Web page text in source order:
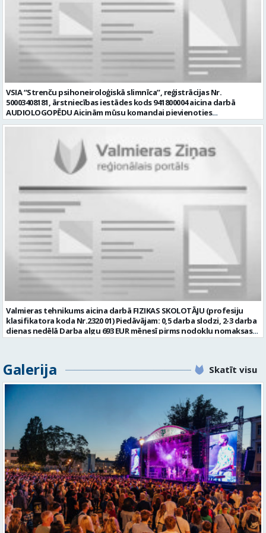
kvalitatīvi un noteiktajā laikā; • spēja strādāt patstāvīgi un
komandā; • valsts valodas prasme normatīvajos aktos noteiktajā
apjomā. Piedāvājam: • mēnešalgu 970,00 EUR bruto un slimnīcā
noteikto piemaksu par darbu, kas saistīts ar īpašu risku; • darbam
nepieciešamās apmācības; • atsaucīgus un profesionālus kolēģus; •
sakārtotu darba vidi un labus darba apstākļus; • motivējošu labumu
grozu atbilstoši darba koplīgumam un slimnīcā noteiktajai kārtībai;
• veselības apdrošināšanas polisi pēc sešiem nostrādātiem
mēnešiem. Pretendenti aicināti pieteikties līdz 2026. gada 18.
augustam, nosūtot dzīvesgājuma aprakstu (CV) uz e-pasta adresi
vakances@strencupns.lv ar norādi “Apkopēja vakance”. Jautājumu
gadījumā lūdzam sazināties ar VSIA “Strenču psihoneiroloģiskā
slimnīca” personāla vadītāju Svetlanu Karaņikovu, tālr. 25480530. 1)
Pieteikuma dokumentos norādītie personas dati tiks apstrādāti, lai
nodrošinātu šīs atlases konkursa norisi. 2) Personas datu apstrādes
pārzinis ir VSIA “Strenču psihoneiroloģiskā slimnīca”,
kontaktinformācija: Valkas ielā 11, Strenčos, Valmieras novadā, LV
-4730, e-pasts: info@strencupns.lv. Papildu informāciju par
personas datu apstrādi jūs varat iegūt interneta mājas
lapā: https://strencupns.lv/ Profesija: APKOPĒJS Algas izmaksas
veids: Laika darba alga Darba vietas adrese: LATVIJA, Valkas iela 11,
Strenči, Valmieras nov. Slodze: Viena vesela slodze Darbības joma:
Veselības aprūpe / Sociālā aprūpe Pieteikto vietu skaits: 1 Aktuāla
līdz: 2026-08-18 Kontaktpersona: CV sūtīt uz e- pastu:
vakances@strencupns.lv
VSIA “Strenču psihoneiroloģiskā slimnīca”, reģistrācijas Nr.
50003408181, ārstniecības iestādes kods 941800004 aicina darbā
AUDIOLOGOPĒDU Aicinām mūsu komandai pievienoties
audiologopēdu darbam ambulatorajā daļā. Piedāvājam profesionāli
iespēju vienoties par pilnu vai nepilnu darba slodzi. Darba līgums
tiek slēgts uz nenoteiktu laiku. Darba vieta – Strenči. Darba laiks –
pēc vienošanās: normālais vai nepilnais darba laiks. Darba
audiologopēdisko izpēti un novērtēšanu, identificējot iespējamos
traucējumus; • izstrādāt, īstenot un regulāri aktualizēt individuālus
terapijas plānus, ņemot vērā katra bērna vajadzības, spējas un
sasniedzamos terapijas mērķus; • vadīt individuālas un, ja
nepieciešams, grupu audiologopēdijas nodarbības, izmantojot
pierādījumos balstītas metodes un atbilstošus materiālus; •
regulāri novērtēt un dokumentēt bērna progresu, atbilstoši tam
pielāgojot terapijas plānu; • sadarboties ar bērna vecākiem vai
citiem likumiskajiem pārstāvjiem, sniedzot konsultācijas un
ieteikumus valodas un komunikācijas prasmju veicināšanai ikdienā; •
piedalīties multiprofesionālās komandas darbā un integrēt
audiologopēdijas mērķus kopējā pacienta ārstēšanas un
rehabilitācijas plānā; • sadarboties ar citiem ārstniecības procesā
iesaistītajiem speciālistiem un savas profesionālās kompetences
ietvaros veikt izglītojošu darbu; • dokumentēt profesionālo
darbību atbilstoši normatīvo aktu un slimnīcas dokumentu
kvalifikācija; • spēkā esošs audiologopēda sertifikāts; • reģistrācija
Ārstniecības personu un ārstniecības atbalsta personu reģistrā; •
atbilstība Bērnu tiesību aizsardzības likuma 72. pantā noteiktajām
prasībām; • valsts valodas prasme normatīvajos aktos noteiktajā
apjomā; • labas datorprasmes, tostarp prasme strādāt ar veselības
aprūpes informācijas sistēmām; • augsta atbildības sajūta,
emocionālā noturība, empātija, tolerance un labas komunikācijas
prasmes; • spēja patstāvīgi organizēt savu darbu un sadarboties
multiprofesionālā komandā. Piedāvājam: • mēnešalgu 2242,00 EUR
bruto par normālo darba laiku (pilnu darba slodzi), bet nepilna
darba laika gadījumā – proporcionāli nolīgtajam darba laikam, kā arī
normatīvajos aktos, darba koplīgumā un slimnīcas iekšējos
normatīvajos aktos paredzētās piemaksas; • darba devēja
apmaksātas profesionālās pilnveides un tālākizglītības iespējas; •
darbu profesionālā un atbalstošā kolektīvā; • iespēju īstenot jaunas
idejas un piedalīties pakalpojumu pilnveidē; • sakārtotu darba vidi
un labus darba apstākļus; • papildatvaļinājumu un citus darba
Valmieras tehnikums aicina darbā FIZIKAS SKOLOTĀJU (profesiju
klasifikatora koda Nr.2320 01) Piedāvājam: 0,5 darba slodzi, 2-3 darba
dienas nedēļā Darba algu 693 EUR mēnesī pirms nodokļu nomaksas
par 0,5 slodzi (15 stundas nedēļā) Apmaksātu veselības
Modernu darba vidi un labus darba apstākļus Ceļa izdevumu
kompensāciju no 20.kilometra, nokļūšanai no dzīvesvietas uz darba
vietu Prasības pretendentam: Augstākā pedagoģiskā izglītība
specialitātē vai augstākā izglītība attiecīgajā jomā (var strādāt
vidusskolas klasēs) Pozitīva un radoša attieksme pret darbu
Teicama valsts valodas prasme Labas saskarsmes iemaņas Labas
datorprasmes Prasme strādāt ar izglītības tehnoloģijām CV un
izglītību apliecinošu dokumentu kopijas lūdzam sūtīt uz e pastu:
personals@valmierastehnikums.lv ar norādi “Fizikas skolotāja
vakancei” līdz 2026.gada 17.augustam. Sazināsimies ar kandidātiem,
kuri tiks aicināti uz darba pārrunām klātienē. Pamatojoties uz
Eiropas Parlamenta un Padomes Regulas (ES) 2016/679 par fizisko
personu aizsardzību attiecībā uz personas datu apstrādi un šādu
datu brīvu apriti (Vispārīgā datu aizsardzības regula, turpmāk -
VDAR) 13. pantu, Valmieras tehnikums informē, ka: 1) Jūsu
pieteikuma dokumentos norādītie personas dati tiks apstrādāti, lai
Galerija Skatīt visu